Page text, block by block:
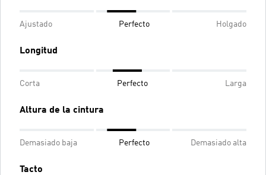
Ajustado Perfecto Holgado
Longitud
Corta Perfecto Larga
Altura de la cintura
Demasiado baja Perfecto Demasiado alta
Tacto